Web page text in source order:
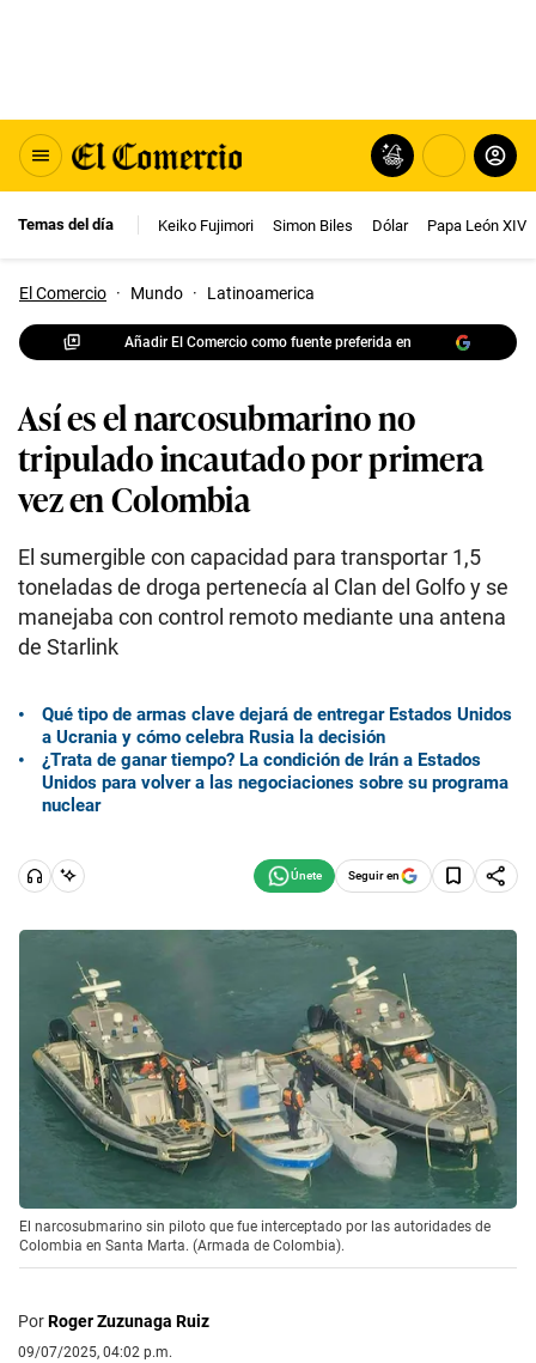
Temas del día Keiko Fujimori Simon Biles Dólar Papa León XIV
El Comercio · Mundo · Latinoamerica
Añadir El Comercio como fuente preferida en
Así es el narcosubmarino no
tripulado incautado por primera
vez en Colombia
El sumergible con capacidad para transportar 1,5
toneladas de droga pertenecía al Clan del Golfo y se
manejaba con control remoto mediante una antena
de Starlink
Qué tipo de armas clave dejará de entregar Estados Unidos
a Ucrania y cómo celebra Rusia la decisión
¿Trata de ganar tiempo? La condición de Irán a Estados
Unidos para volver a las negociaciones sobre su programa
nuclear
Seguir en
El narcosubmarino sin piloto que fue interceptado por las autoridades de
Colombia en Santa Marta. (Armada de Colombia).
PorRoger Zuzunaga Ruiz
09/07/2025, 04:02 p.m.